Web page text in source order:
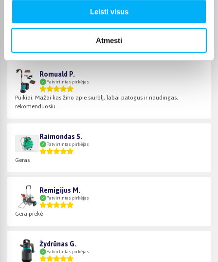
Leisti visus
Atmesti
Pirkėjų atsiliepimai apie prekes
Romuald P.
Patvirtintas pirkėjas
Puikiai. Mažai kas žino apie siurblį, labai patogus ir naudingas,
rekomenduosiu ...
Raimondas S.
Patvirtintas pirkėjas
Geras
Remigijus M.
Patvirtintas pirkėjas
Gera prekė
Žydrūnas G.
Patvirtintas pirkėjas